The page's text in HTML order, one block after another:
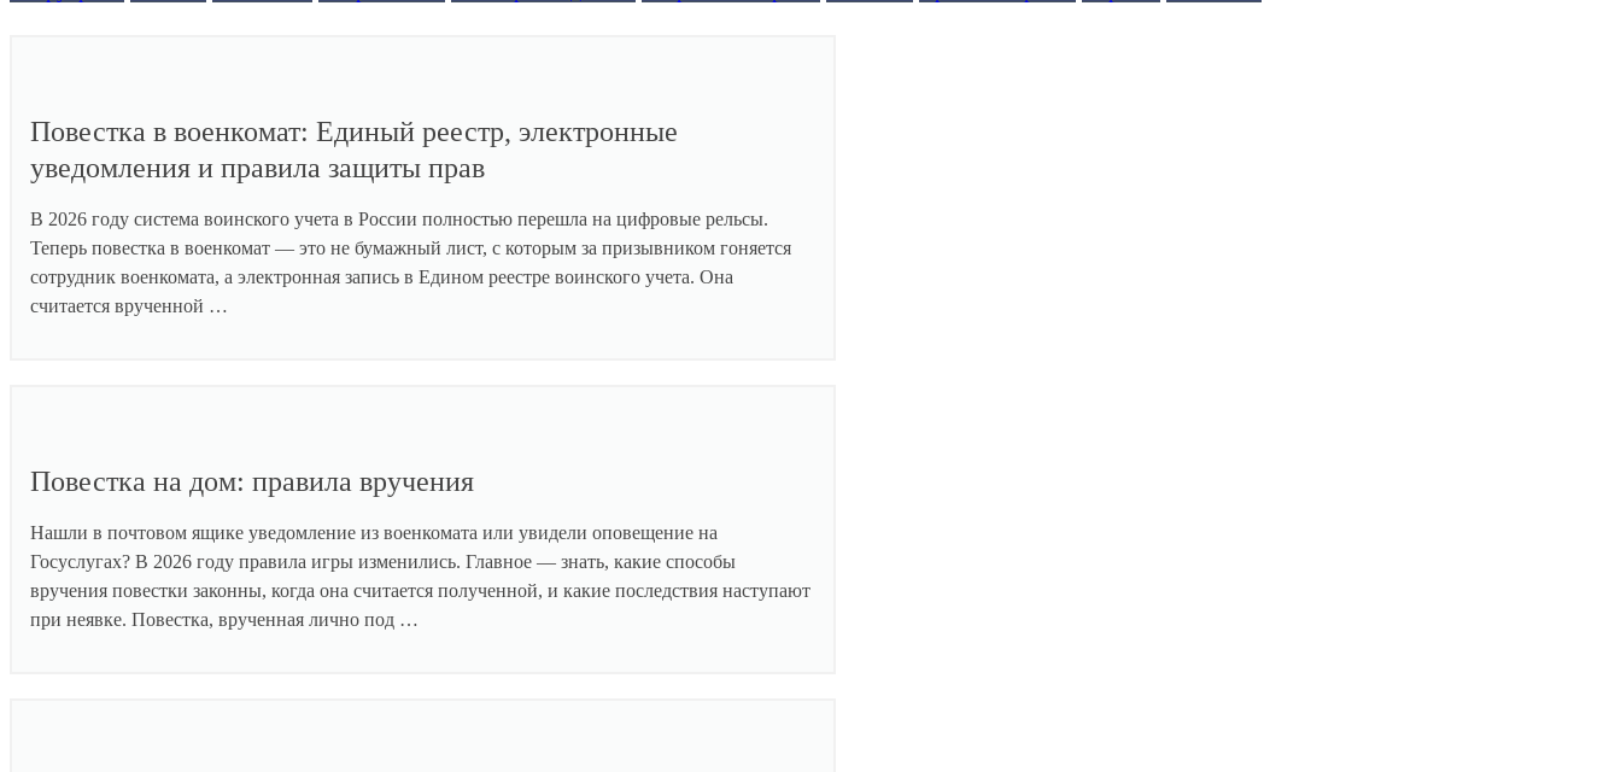
Повестка в военкомат: Единый реестр, электронные
уведомления и правила защиты прав
В 2026 году система воинского учета в России полностью перешла на цифровые рельсы.
Теперь повестка в военкомат — это не бумажный лист, с которым за призывником гоняется
сотрудник военкомата, а электронная запись в Едином реестре воинского учета. Она
считается врученной …
Повестка на дом: правила вручения
Нашли в почтовом ящике уведомление из военкомата или увидели оповещение на
Госуслугах? В 2026 году правила игры изменились. Главное — знать, какие способы
вручения повестки законны, когда она считается полученной, и какие последствия наступают
при неявке. Повестка, врученная лично под …